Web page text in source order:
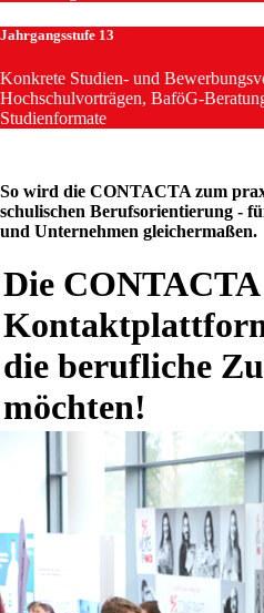
Jahrgangsstufe 13
Konkrete Studien- und
Hochschulvorträgen, BaföG-
Studienformate
So wird die CONTACTA zum
schulischen Berufsorientierung -
und Unternehmen gleichermaßen.
Die
die berufliche
möchten!